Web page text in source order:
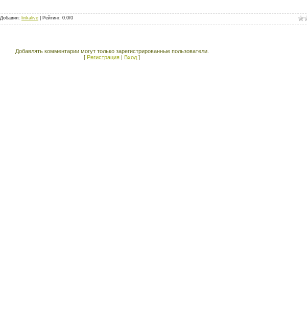
Добавил: lirikalive Рейтинг: 0.0/0
Добавлять комментарии могут только зарегистрированные пользователи.
[ Регистрация | Вход ]